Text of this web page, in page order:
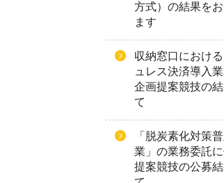
方式）の結果を
ます
収納窓口におけ
ュレス決済導入
企画提案競技の
て
「脱炭素化対策
業」の業務委託
提案競技の公募